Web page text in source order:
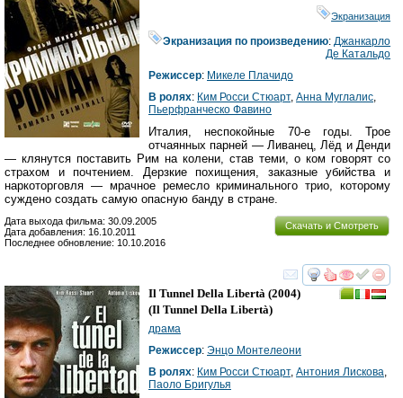
Экранизация
Экранизация по произведению:Джанкарло
Де Катальдо
Режиссер: Микеле Плачидо
В ролях: Ким Росси Стюарт, Анна Муглалис,
Пьерфранческо Фавино
Италия, неспокойные 70-е годы. Трое
отчаянных парней — Ливанец, Лёд и Денди
— клянутся поставить Рим на колени, став теми, о ком говорят со
страхом и почтением. Дерзкие похищения, заказные убийства и
наркоторговля — мрачное ремесло криминального трио, которому
суждено создать самую опасную банду в стране.
Скачать и Смотреть
Дата выхода фильма: 30.09.2005
Дата добавления: 16.10.2011
Последнее обновление: 10.10.2016
смотреть
Il Tunnel Della Libertà (2004)
(Il Tunnel Della Libertà)
драма
Режиссер: Энцо Монтелеони
В ролях: Ким Росси Стюарт, Антония Лискова,
Паоло Бригулья